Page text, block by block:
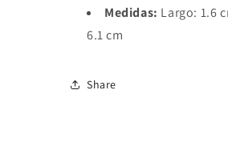
Medidas: Largo: 1.6
6.1 cm
Share